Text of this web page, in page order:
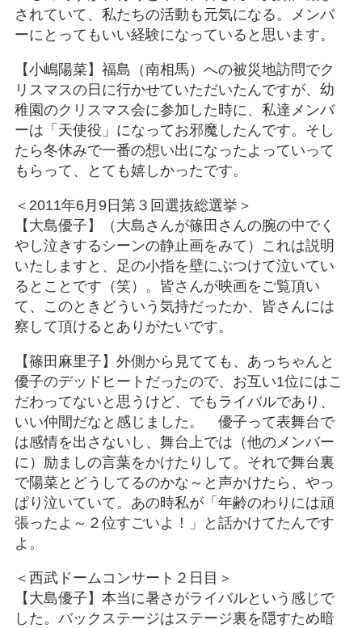
されていて、私たちの活動も元気になる。メンバ
ーにとってもいい経験になっていると思います。
【小嶋陽菜】福島（南相馬）への被災地訪問でク
リスマスの日に行かせていただいたんですが、幼
稚園のクリスマス会に参加した時に、私達メンバ
ーは「天使役」になってお邪魔したんです。そし
たら冬休みで一番の想い出になったよっていって
もらって、とても嬉しかったです。
＜2011年6月9日第３回選抜総選挙＞
【大島優子】（大島さんが篠田さんの腕の中でく
やし泣きするシーンの静止画をみて）これは説明
いたしますと、足の小指を壁にぶつけて泣いてい
るとことです（笑）。皆さんが映画をご覧頂い
て、このときどういう気持だったか、皆さんには
察して頂けるとありがたいです。
【篠田麻里子】外側から見てても、あっちゃんと
優子のデッドヒートだったので、お互い1位にはこ
だわってないと思うけど、でもライバルであり、
いい仲間だなと感じました。 優子って表舞台で
は感情を出さないし、舞台上では（他のメンバー
に）励ましの言葉をかけたりして。それで舞台裏
で陽菜とどうしてるのかな～と声かけたら、やっ
ぱり泣いていて。あの時私が「年齢のわりには頑
張ったよ～２位すごいよ！」と話かけてたんです
よ。
＜西武ドームコンサート２日目＞
【大島優子】本当に暑さがライバルという感じで
した。バックステージはステージ裏を隠すため暗